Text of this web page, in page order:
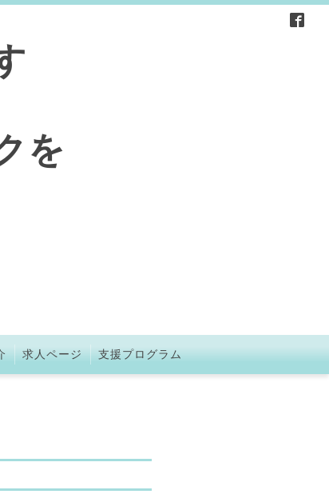
を
求人ページ 支援プログラム